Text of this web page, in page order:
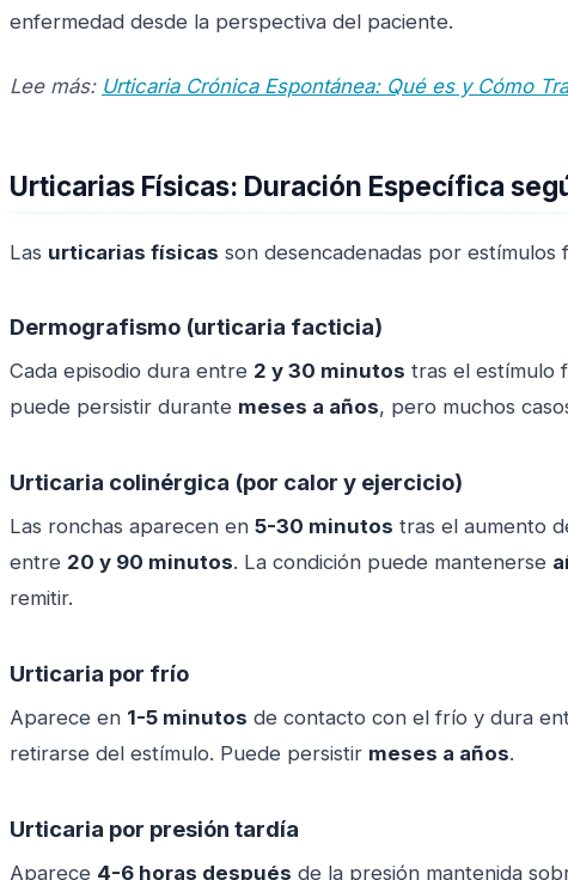
enfermedad desde la perspectiva del paciente.
Lee más: Urticaria Crónica Espontánea: Qué es y Cómo
Urticarias Físicas: Duración Específica
Las urticarias físicas son desencadenadas por estímulos
Dermografismo (urticaria facticia)
Cada episodio dura entre 2 y 30 minutos tras el estímulo
puede persistir durante meses a años, pero muchos
Urticaria colinérgica (por calor y ejercicio)
Las ronchas aparecen en 5-30 minutos tras el aumento
entre 20 y 90 minutos. La condición puede mantenerse
remitir.
Urticaria por frío
Aparece en 1-5 minutos de contacto con el frío y dura
retirarse del estímulo. Puede persistir meses a años.
Urticaria por presión tardía
Aparece 4-6 horas después de la presión mantenida